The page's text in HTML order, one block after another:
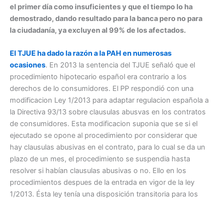
el primer día como insuficientes y que el tiempo lo ha
demostrado, dando resultado para la banca pero no para
la ciudadanía, ya excluyen al 99% de los afectados.
El TJUE ha dado la razón a la PAH en numerosas
ocasiones. En 2013 la sentencia del TJUE señaló que el
procedimiento hipotecario español era contrario a los
derechos de lo consumidores. El PP respondió con una
modificacion Ley 1/2013 para adaptar regulacion española a
la Directiva 93/13 sobre clausulas abusvas en los contratos
de consumidores. Esta modificacion suponia que se si el
ejecutado se opone al procedimiento por considerar que
hay clausulas abusivas en el contrato, para lo cual se da un
plazo de un mes, el procedimiento se suspendia hasta
resolver si habían clausulas abusivas o no. Ello en los
procedimientos despues de la entrada en vigor de la ley
1/2013. Ésta ley tenía una disposición transitoria para los